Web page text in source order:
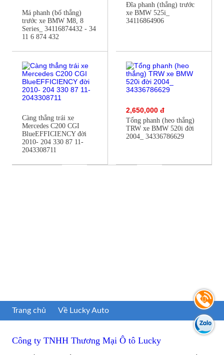
Má phanh (bố thắng)
trước xe BMW M8, 8
Series_ 34116874432 - 34
11 6 874 432
Đĩa phanh (thắng) trước
xe BMW 525i_
34116864906
Càng thẳng trái xe
Mercedes C200 CGI
BlueEFFICIENCY đời
2010- 204 330 87 11-
2043308711
2,650,000 đ
Tổng phanh (heo thắng)
TRW xe BMW 520i đời
2004_ 34336786629
Trang chủ Về Lucky Auto
Công ty TNHH Thương Mại Ô tô Lucky